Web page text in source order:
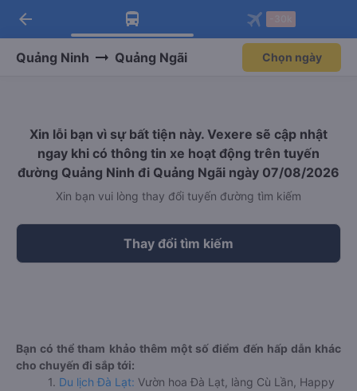
Tải app Vexere ngay!
Nhận ưu đãi thành viên độc
Mở app
Tải app Vexere
-30k/ghế khi đặt vé máy bay qua
Mở app
arrow_back
Quảng Ninh Quảng Ngãi Chọn ngày
Xin lỗi bạn vì sự bất tiện này. Vexere sẽ cập nhật
ngay khi có thông tin xe hoạt động trên tuyến
đường Quảng Ninh đi Quảng Ngãi ngày 07/08/2026
Xin bạn vui lòng thay đổi tuyến đường tìm kiếm
Thay đổi tìm kiếm
Bạn có thể tham khảo thêm một số điểm đến hấp dẫn khác
cho chuyến đi sắp tới:
1. Du lịch Đà Lạt: Vườn hoa Đà Lạt, làng Cù Lần, Happy